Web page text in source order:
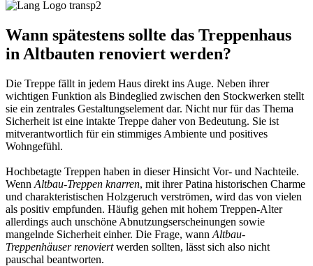
Wann spätestens sollte das Treppenhaus
in Altbauten renoviert werden?
Die Treppe fällt in jedem Haus direkt ins Auge. Neben ihrer
wichtigen Funktion als Bindeglied zwischen den Stockwerken stellt
sie ein zentrales Gestaltungselement dar. Nicht nur für das Thema
Sicherheit ist eine intakte Treppe daher von Bedeutung. Sie ist
mitverantwortlich für ein stimmiges Ambiente und positives
Wohngefühl.
Hochbetagte Treppen haben in dieser Hinsicht Vor- und Nachteile.
Wenn Altbau-Treppen knarren, mit ihrer Patina historischen Charme
und charakteristischen Holzgeruch verströmen, wird das von vielen
als positiv empfunden. Häufig gehen mit hohem Treppen-Alter
allerdings auch unschöne Abnutzungserscheinungen sowie
mangelnde Sicherheit einher. Die Frage, wann Altbau-
Treppenhäuser renoviertwerden sollten, lässt sich also nicht
pauschal beantworten.